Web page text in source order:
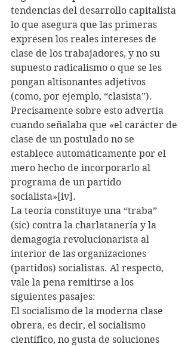
tendencias del desarrollo capitalista
lo que asegura que las primeras
expresen los reales intereses de
clase de los trabajadores, y no su
supuesto radicalismo o que se les
pongan altisonantes adjetivos
(como, por ejemplo, “clasista”).
Precisamente sobre esto advertía
cuando señalaba que «el carácter de
clase de un postulado no se
establece automáticamente por el
mero hecho de incorporarlo al
programa de un partido
socialista»[iv].
La teoría constituye una “traba”
(sic) contra la charlatanería y la
demagogia revolucionarista al
interior de las organizaciones
(partidos) socialistas. Al respecto,
vale la pena remitirse a los
siguientes pasajes:
El socialismo de la moderna clase
obrera, es decir, el socialismo
científico, no gusta de soluciones